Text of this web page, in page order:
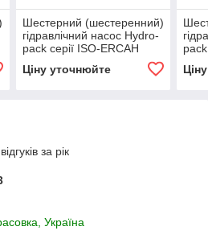
Шестерний (шестеренний)
гідравлічний насос Hydro-
pack серії ISO-ERCAH
Ціну уточнюйте
за рік
Україна